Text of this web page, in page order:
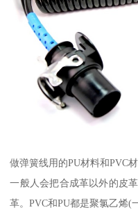
做弹簧线用的PU材料和PVC
一般人会把合成革以外的皮
革。PVC和PU都是聚氯乙烯(